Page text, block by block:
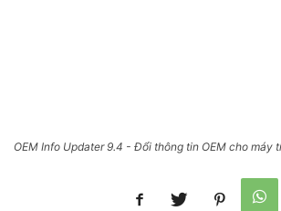
OEM Info Updater 9.4 - Đổi thông tin OEM cho máy